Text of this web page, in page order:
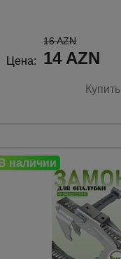
Цена:
16 AZN
14 AZN
Купить